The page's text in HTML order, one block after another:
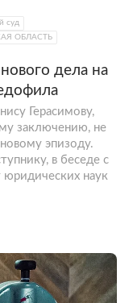
суд
ОБЛАСТЬ
дела на
Герасимову,
заключению, не
эпизоду.
в беседе с
юридических наук